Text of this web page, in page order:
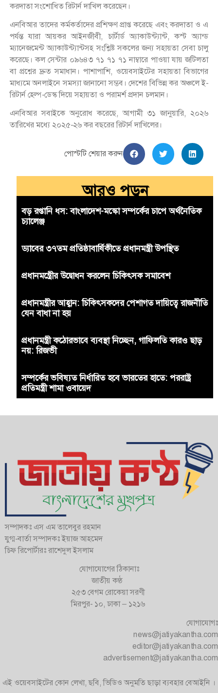
করদাতা সংশোধিত রিটার্ন দাখিল করেছেন।
এনবিআর তাদের কর্মকর্তাদের প্রশিক্ষণ প্রাপ্ত করেছে এবং করদাতা ও এ
পর্যন্ত যারা আয়কর আইনজীবী, চার্টার্ড অ্যাকাউন্ট্যান্ট, কস্ট অ্যান্ড
ম্যানেজমেন্ট অ্যাকাউন্ট্যান্টসহ সংশ্লিষ্ট সকলের জন্য সহায়তা সেবা চালু
করেছে। কল সেন্টার ০৯৬৪৩ ৭১ ৭১ ৭১ নাম্বারে পাওয়া যায় জটিলতা
বা প্রশ্নের দ্রুত সমাধান। পাশাপাশি, ওয়েবসাইটের সহায়তা বিভাগের
মাধ্যমে অনলাইনে সমস্যা জানানো সম্ভব। দেশের বিভিন্ন কর অঞ্চলে ই-
রিটার্ন হেল্প-ডেস্ক দিয়ে সহায়তা ও পরামর্শ প্রদান চলমান।
এনবিআর সবাইকে অনুরোধ করেছে, আগামী ৩১ জানুয়ারি, ২০২৬
তারিখের মধ্যে ২০২৫-২৬ কর বছরের রিটার্ন দাখিলের।
পোস্টটি শেয়ার করুন
আরও পড়ুন
বড় রপ্তানি ধস: বাংলাদেশ-মস্কো সম্পর্কের চাপে অর্থনৈতিক
চ্যালেঞ্জ
ড্যাবের ৩৭তম প্রতিষ্ঠাবার্ষিকীতে প্রধানমন্ত্রী উপস্থিত
প্রধানমন্ত্রীের উদ্বোধন করলেন চিকিৎসক সমাবেশ
প্রধানমন্ত্রীর আহ্বান: চিকিৎসকদের পেশাগত দায়িত্বে রাজনীতি
যেন বাধা না হয়
প্রধানমন্ত্রী কঠোরভাবে ব্যবস্থা নিচ্ছেন, গাফিলতি কারও ছাড়
নয়: রিজভী
সম্পর্কের ভবিষ্যত নির্ধারিত হবে ভারতের হাতে: পররাষ্ট্র
প্রতিমন্ত্রী শামা ওবায়েদ
সম্পাদকঃ এস এম তালেবুর রহমান
যুগ্ম-বার্তা সম্পাদকঃ ইয়াজ আহমেদ
চিফ রিপোর্টারঃ রাশেদুল ইসলাম
যোগাযোগের ঠিকানাঃ
জাতীয় কণ্ঠ
২৫৩ বেগম রোকেয়া সরণী
মিরপুর- ১০, ঢাকা – ১২১৬
যোগাযোগঃ
news@jatiyakantha.com
editor@jatiyakantha.com
advertisement@jatiyakantha.com
এই ওয়েবসাইটের কোন লেখা, ছবি, ভিডিও অনুমতি ছাড়া ব্যবহার বেআইনি ।